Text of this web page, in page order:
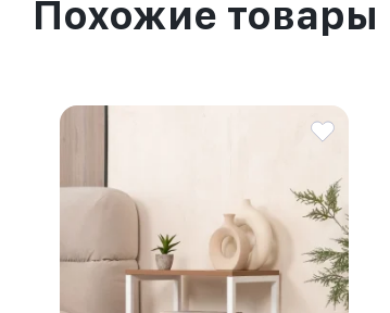
Похожие товары